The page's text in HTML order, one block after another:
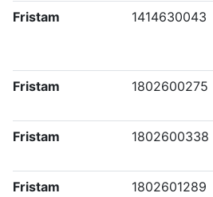
Fristam 1414630043
Fristam 1802600275
Fristam 1802600338
Fristam 1802601289